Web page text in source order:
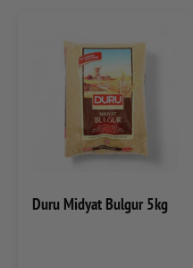
Duru Midyat Bulgur 5kg